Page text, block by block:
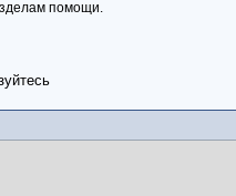
помощи.